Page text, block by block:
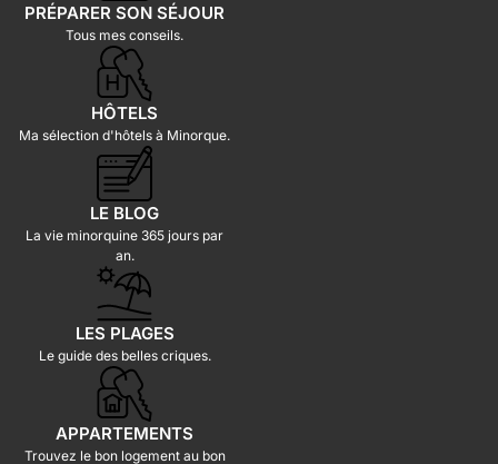
PRÉPARER SON SÉJOUR
Tous mes conseils.
HÔTELS
Ma sélection d'hôtels à Minorque.
LE BLOG
La vie minorquine 365 jours par
an.
LES PLAGES
Le guide des belles criques.
APPARTEMENTS
Trouvez le bon logement au bon